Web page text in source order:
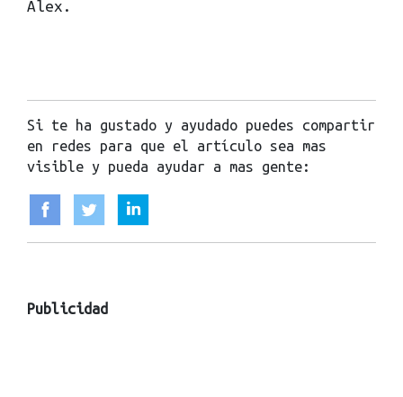
Alex.
Si te ha gustado y ayudado puedes compartir
en redes para que el artículo sea mas
visible y pueda ayudar a mas gente:
Publicidad